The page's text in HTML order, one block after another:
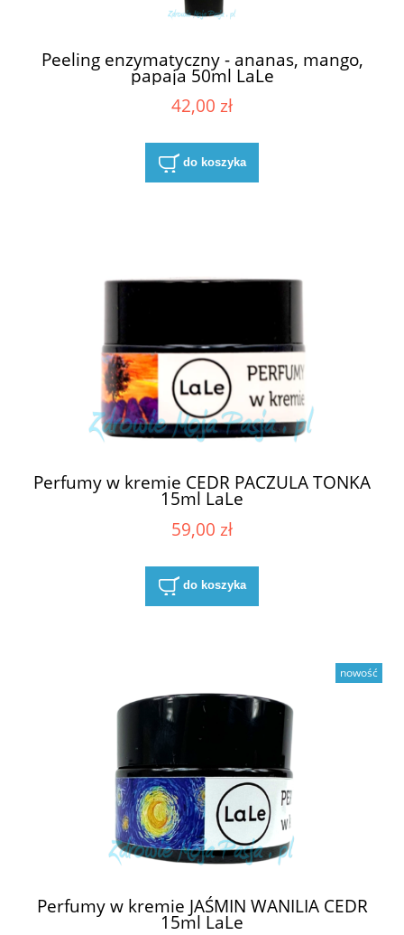
Peeling enzymatyczny - ananas, mango,
papaja 50ml LaLe
42,00 zł
do koszyka
Perfumy w kremie CEDR PACZULA TONKA
15ml LaLe
59,00 zł
do koszyka
Perfumy w kremie JAŚMIN WANILIA CEDR
15ml LaLe
nowość